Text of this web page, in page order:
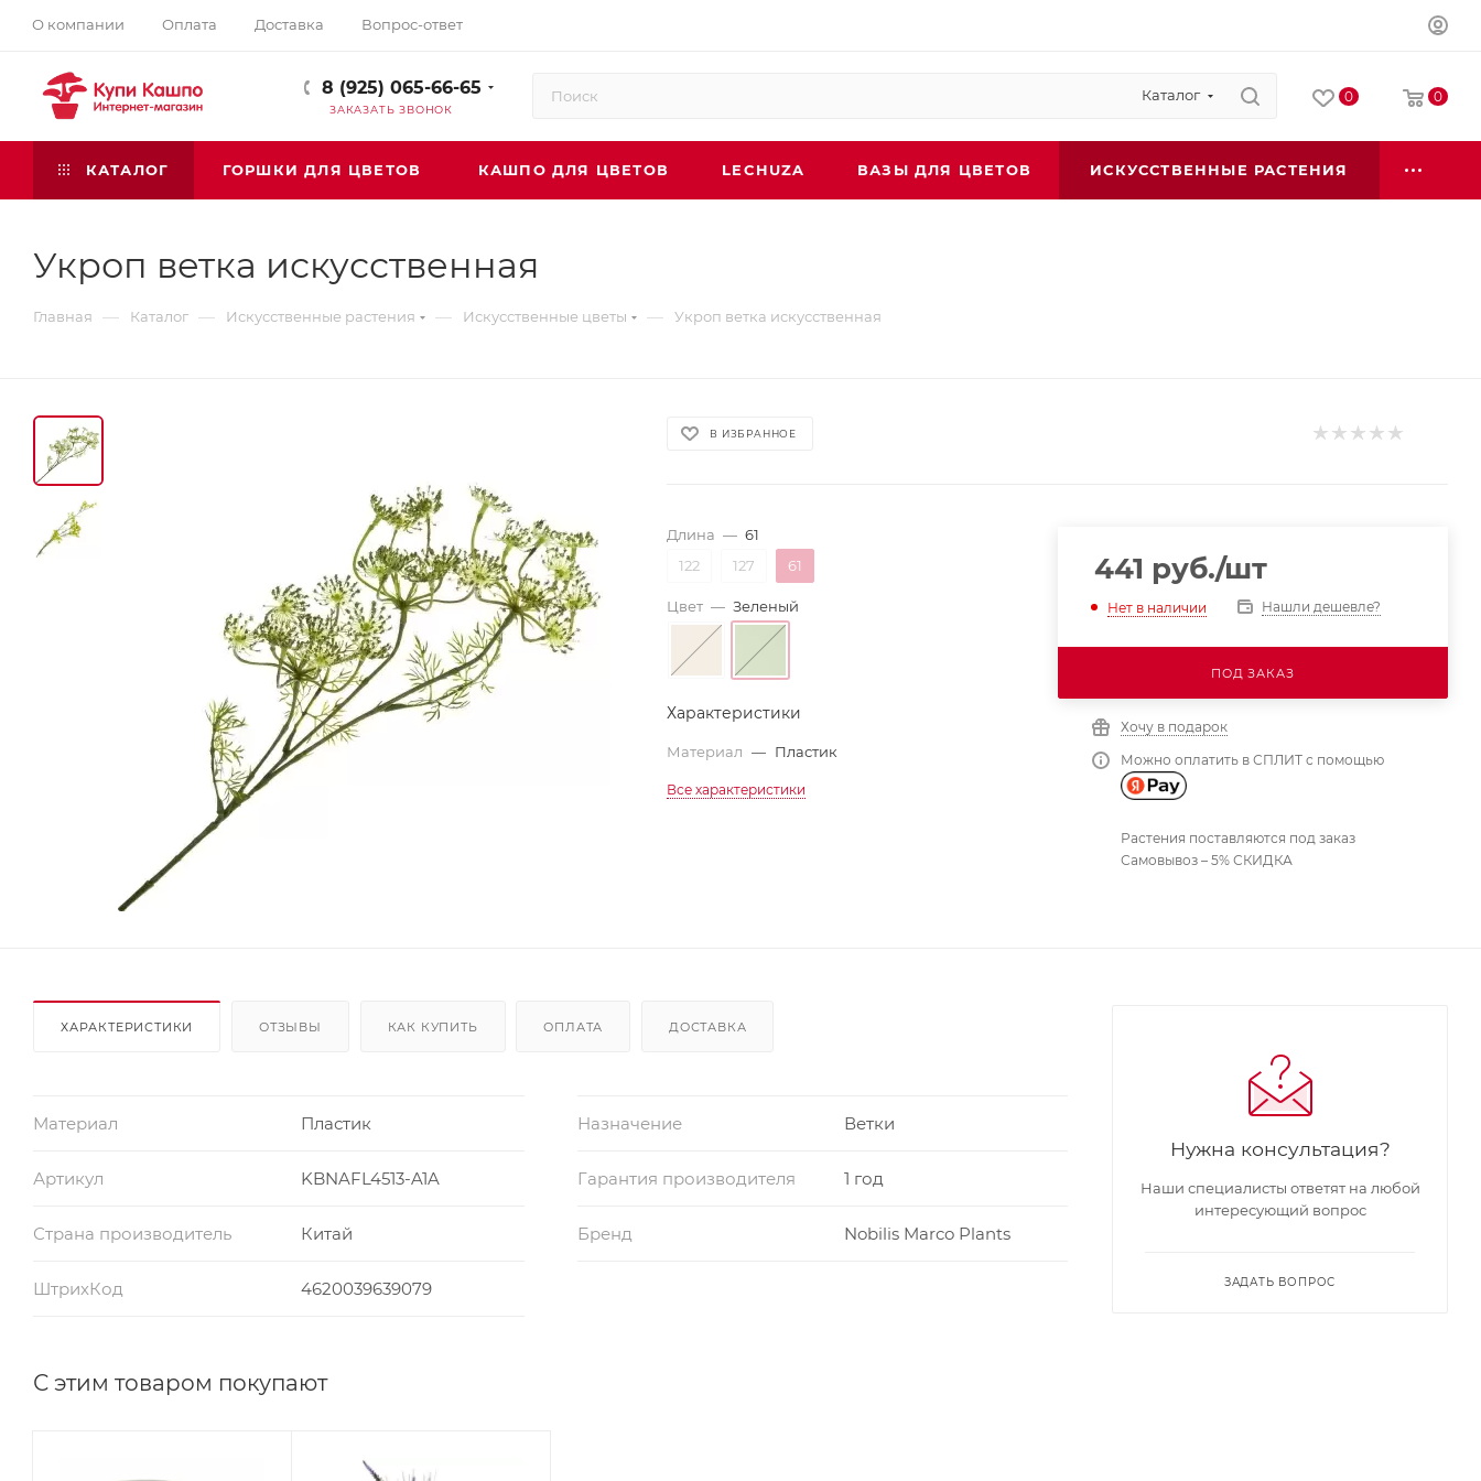
О компании Оплата Доставка Вопрос-ответ
8 (925) 065-66-65
ЗАКАЗАТЬ ЗВОНОК
Каталог 0 0
КАТАЛОГ ГОРШКИ ДЛЯ ЦВЕТОВ КАШПО ДЛЯ ЦВЕТОВ LECHUZA ВАЗЫ ДЛЯ ЦВЕТОВ ИСКУССТВЕННЫЕ РАСТЕНИЯ
Укроп ветка искусственная
Главная — Каталог — Искусственные растения — Искусственные цветы — Укроп ветка искусственная
В ИЗБРАННОЕ
Длина — 61
122
127 61
Цвет — Зеленый
Характеристики
Материал — Пластик
Все характеристики
441 руб./шт
Нет в наличии Нашли дешевле?
ПОД ЗАКАЗ
Хочу в подарок
Можно оплатить в СПЛИТ с помощью
Растения поставляются под заказ
Самовывоз – 5% СКИДКА
ХАРАКТЕРИСТИКИ ОТЗЫВЫ КАК КУПИТЬ ОПЛАТА ДОСТАВКА
Материал Пластик Назначение Ветки
Артикул KBNAFL4513-A1A Гарантия производителя 1 год
Страна производитель Китай Бренд Nobilis Marco Plants
ШтрихКод 4620039639079
С этим товаром покупают
Нужна консультация?
Наши специалисты ответят на любой
интересующий вопрос
ЗАДАТЬ ВОПРОС